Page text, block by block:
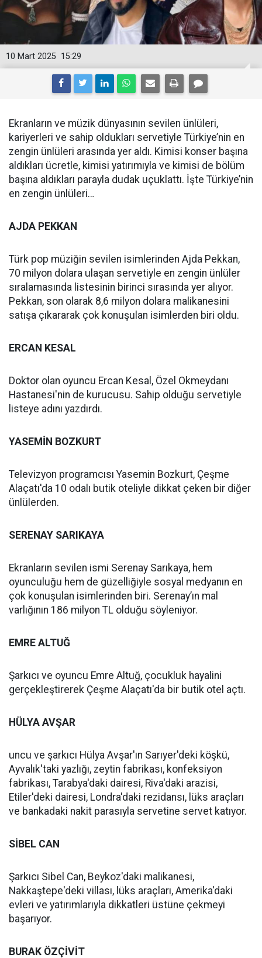
15:29
10 Mart 2025
Ekranların ve müzik dünyasının sevilen ünlüleri,
kariyerleri ve sahip oldukları servetiyle Türkiye’nin en
zengin ünlüleri arasında yer aldı. Kimisi konser başına
aldıkları ücretle, kimisi yatırımıyla ve kimisi de bölüm
başına aldıkları parayla dudak uçuklattı. İşte Türkiye’nin
en zengin ünlüleri…
AJDA PEKKAN
Türk pop müziğin sevilen isimlerinden Ajda Pekkan,
70 milyon dolara ulaşan servetiyle en zengin ünlüler
sıralamasında listesinin birinci sırasında yer alıyor.
Pekkan, son olarak 8,6 milyon dolara malikanesini
satışa çıkararak çok konuşulan isimlerden biri oldu.
ERCAN KESAL
Doktor olan oyuncu Ercan Kesal, Özel Okmeydanı
Hastanesi'nin de kurucusu. Sahip olduğu servetiyle
listeye adını yazdırdı.
YASEMİN BOZKURT
Televizyon programcısı Yasemin Bozkurt, Çeşme
Alaçatı'da 10 odalı butik oteliyle dikkat çeken bir diğer
ünlülerden.
SERENAY SARIKAYA
Ekranların sevilen ismi Serenay Sarıkaya, hem
oyunculuğu hem de güzelliğiyle sosyal medyanın en
çok konuşulan isimlerinden biri. Serenay’ın mal
varlığının 186 milyon TL olduğu söyleniyor.
EMRE ALTUĞ
Şarkıcı ve oyuncu Emre Altuğ, çocukluk hayalini
gerçekleştirerek Çeşme Alaçatı'da bir butik otel açtı.
HÜLYA AVŞAR
uncu ve şarkıcı Hülya Avşar'ın Sarıyer'deki köşkü,
Ayvalık'taki yazlığı, zeytin fabrikası, konfeksiyon
fabrikası, Tarabya'daki dairesi, Riva'daki arazisi,
Etiler'deki dairesi, Londra'daki rezidansı, lüks araçları
ve bankadaki nakit parasıyla servetine servet katıyor.
SİBEL CAN
Şarkıcı Sibel Can, Beykoz'daki malikanesi,
Nakkaştepe'deki villası, lüks araçları, Amerika'daki
evleri ve yatırımlarıyla dikkatleri üstüne çekmeyi
başarıyor.
BURAK ÖZÇİVİT